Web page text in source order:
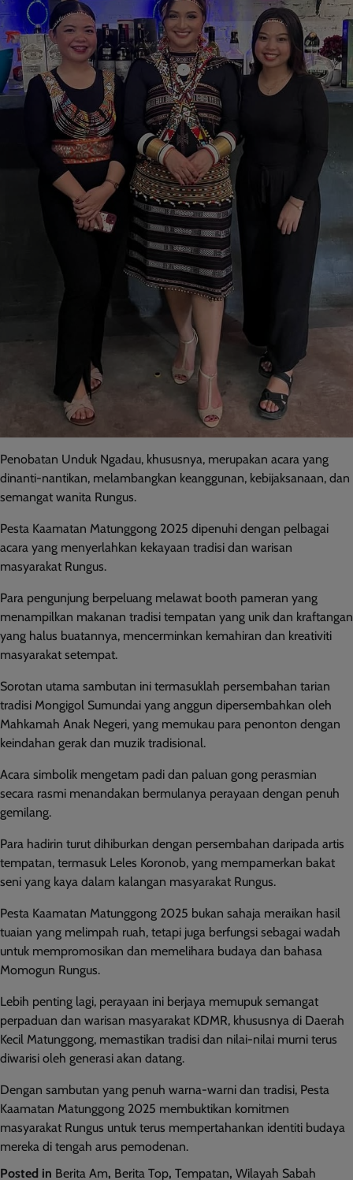
Penobatan Unduk Ngadau, khususnya, merupakan acara yang
dinanti-nantikan, melambangkan keanggunan, kebijaksanaan, dan
semangat wanita Rungus.
Pesta Kaamatan Matunggong 2025 dipenuhi dengan pelbagai
acara yang menyerlahkan kekayaan tradisi dan warisan
masyarakat Rungus.
Para pengunjung berpeluang melawat booth pameran yang
menampilkan makanan tradisi tempatan yang unik dan kraftangan
yang halus buatannya, mencerminkan kemahiran dan kreativiti
masyarakat setempat.
Sorotan utama sambutan ini termasuklah persembahan tarian
tradisi Mongigol Sumundai yang anggun dipersembahkan oleh
Mahkamah Anak Negeri, yang memukau para penonton dengan
keindahan gerak dan muzik tradisional.
Acara simbolik mengetam padi dan paluan gong perasmian
secara rasmi menandakan bermulanya perayaan dengan penuh
gemilang.
Para hadirin turut dihiburkan dengan persembahan daripada artis
tempatan, termasuk Leles Koronob, yang mempamerkan bakat
seni yang kaya dalam kalangan masyarakat Rungus.
Pesta Kaamatan Matunggong 2025 bukan sahaja meraikan hasil
tuaian yang melimpah ruah, tetapi juga berfungsi sebagai wadah
untuk mempromosikan dan memelihara budaya dan bahasa
Momogun Rungus.
Lebih penting lagi, perayaan ini berjaya memupuk semangat
perpaduan dan warisan masyarakat KDMR, khususnya di Daerah
Kecil Matunggong, memastikan tradisi dan nilai-nilai murni terus
diwarisi oleh generasi akan datang.
Dengan sambutan yang penuh warna-warni dan tradisi, Pesta
Kaamatan Matunggong 2025 membuktikan komitmen
masyarakat Rungus untuk terus mempertahankan identiti budaya
mereka di tengah arus pemodenan.
Posted in Berita Am, Berita Top, Tempatan, Wilayah Sabah